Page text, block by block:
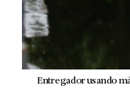
Entregador usando